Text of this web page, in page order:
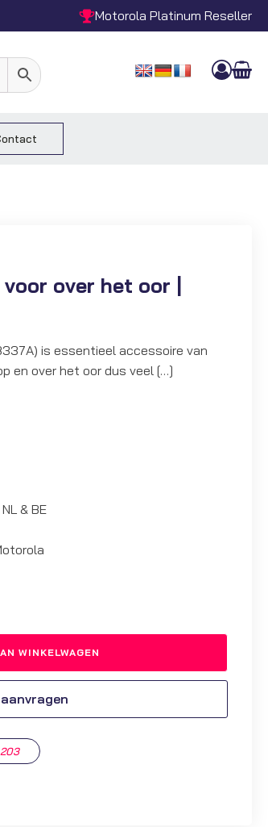
Motorola Platinum Reseller
over het oor |
is essentieel accessoire van
en over het oor dus veel […]
& BE
WINKELWAGEN